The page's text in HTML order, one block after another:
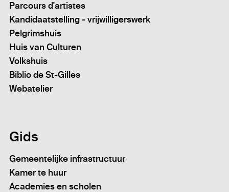
Parcours d'artistes
Kandidaatstelling - vrijwilligerswerk
Pelgrimshuis
Huis van Culturen
Volkshuis
Biblio de St-Gilles
Webatelier
Gids
Gemeentelijke infrastructuur
Kamer te huur
Academies en scholen